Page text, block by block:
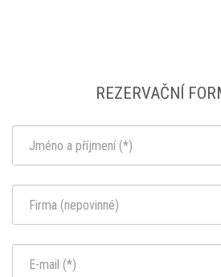
REZERVAČNÍ